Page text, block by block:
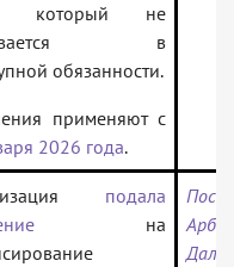
который не
в
обязанности.
применяют с
2026 года.
подала
на